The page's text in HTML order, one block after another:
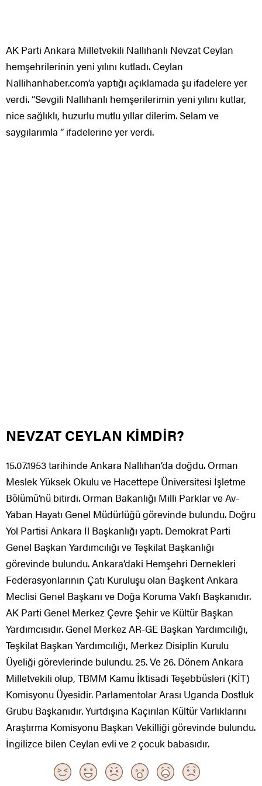
AK Parti Ankara Milletvekili Nallıhanlı Nevzat Ceylan
hemşehrilerinin yeni yılını kutladı. Ceylan
Nallihanhaber.com’a yaptığı açıklamada şu ifadelere yer
verdi. “Sevgili Nallıhanlı hemşerilerimin yeni yılını kutlar,
nice sağlıklı, huzurlu mutlu yıllar dilerim. Selam ve
saygılarımla ” ifadelerine yer verdi.
NEVZAT CEYLAN KİMDİR?
15.07.1953 tarihinde Ankara Nallıhan’da doğdu. Orman
Meslek Yüksek Okulu ve Hacettepe Üniversitesi İşletme
Bölümü’nü bitirdi. Orman Bakanlığı Milli Parklar ve Av-
Yaban Hayatı Genel Müdürlüğü görevinde bulundu. Doğru
Yol Partisi Ankara İl Başkanlığı yaptı. Demokrat Parti
Genel Başkan Yardımcılığı ve Teşkilat Başkanlığı
görevinde bulundu. Ankara’daki Hemşehri Dernekleri
Federasyonlarının Çatı Kuruluşu olan Başkent Ankara
Meclisi Genel Başkanı ve Doğa Koruma Vakfı Başkanıdır.
AK Parti Genel Merkez Çevre Şehir ve Kültür Başkan
Yardımcısıdır. Genel Merkez AR-GE Başkan Yardımcılığı,
Teşkilat Başkan Yardımcılığı, Merkez Disiplin Kurulu
Üyeliği görevlerinde bulundu. 25. Ve 26. Dönem Ankara
Milletvekili olup, TBMM Kamu İktisadi Teşebbüsleri (KİT)
Komisyonu Üyesidir. Parlamentolar Arası Uganda Dostluk
Grubu Başkanıdır. Yurtdışına Kaçırılan Kültür Varlıklarını
Araştırma Komisyonu Başkan Vekilliği görevinde bulundu.
İngilizce bilen Ceylan evli ve 2 çocuk babasıdır.